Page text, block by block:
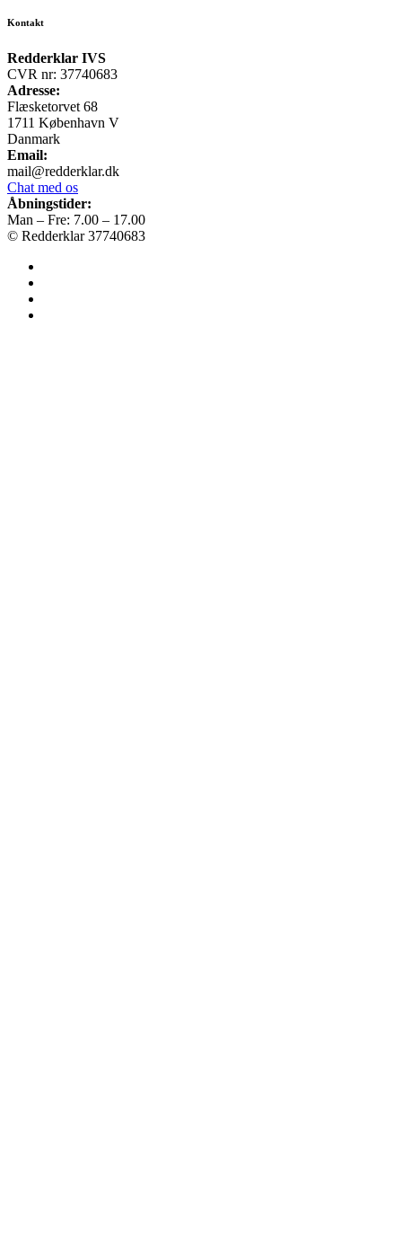
Kontakt
Redderklar IVS
CVR nr: 37740683
Adresse:
Flæsketorvet 68
1711 København V
Danmark
Email:
mail@redderklar.dk
Chat med os
Åbningstider:
Man – Fre: 7.00 – 17.00
© Redderklar 37740683